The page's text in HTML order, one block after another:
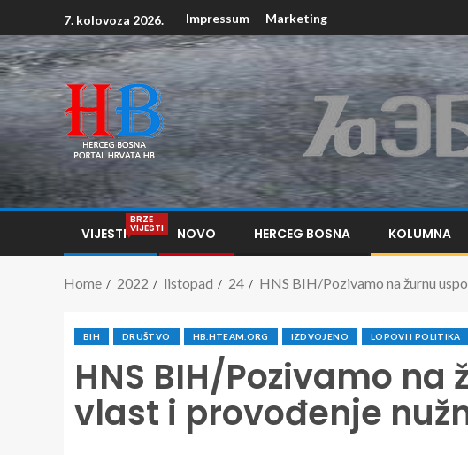
7. kolovoza 2026. Impressum Marketing
VIJESTI
BRZE
VIJESTI NOVO HERCEG BOSNA KOLUMNA
Home 2022 listopad 24 HNS BIH/Pozivamo na žurnu
BIH DRUŠTVO HB.HTEAM.ORG IZDVOJENO LOPOVI I POLITIKA
HNS BIH/Pozivamo
vlast i provođenje